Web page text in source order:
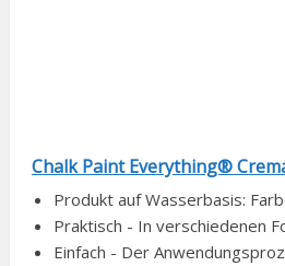
Chalk Paint Everything®
Produkt auf Wasserbasis:
Praktisch - In verschiedenen
Einfach - Der